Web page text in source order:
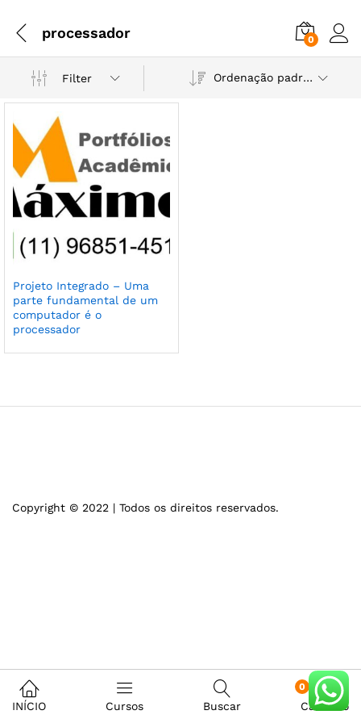
processador 0
Filter Ordenação padrão
Projeto Integrado – Uma
parte fundamental de um
computador é o
processador
Copyright © 2022 | Todos os direitos reservados.
INÍCIO Cursos Buscar
0
Carrinho